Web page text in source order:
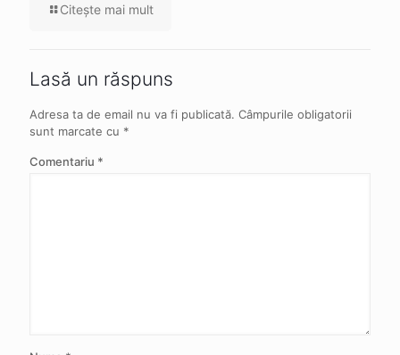
Citeşte mai mult
Lasă un răspuns
Adresa ta de email nu va fi publicată. Câmpurile obligatorii
sunt marcate cu *
Comentariu *